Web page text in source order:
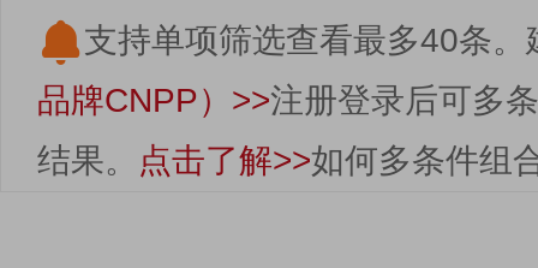
支持单项筛选查看最多40条。
品牌CNPP）>>注册登录后可多
结果。
点击了解>>如何多条件组